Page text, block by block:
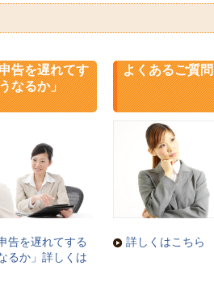
告を遅れてす
なるか」
告を遅れてする
るか」詳しくは
よくあるご質問
詳しくはこちら